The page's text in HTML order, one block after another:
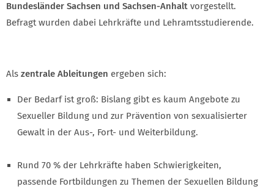
Bundesländer Sachsen und Sachsen-Anhalt vorgestellt.
Befragt wurden dabei Lehrkräfte und Lehramtsstudierende.
Als zentrale Ableitungen ergeben sich:
Der Bedarf ist groß: Bislang gibt es kaum Angebote zu
Sexueller Bildung und zur Prävention von sexualisierter
Gewalt in der Aus-, Fort- und Weiterbildung.
Rund 70 % der Lehrkräfte haben Schwierigkeiten,
passende Fortbildungen zu Themen der Sexuellen Bildung